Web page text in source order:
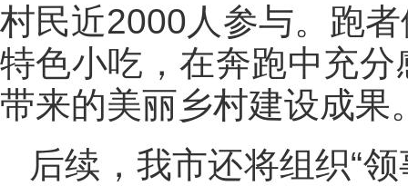
村民近2000人参与。跑
特色小吃，在奔跑中充
带来的美丽乡村建设成果
后续，我市还将组织“